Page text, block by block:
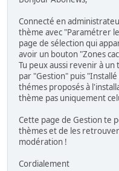
Connecté en
thème avec "Paramétrer
page de sélection qui
avoir un bouton "Zones
Tu peux aussi revenir à
par "Gestion" puis
thémes proposés à
thème pas uniquement
Cette page de Gestion te
thèmes et de les
modération !
Cordialement